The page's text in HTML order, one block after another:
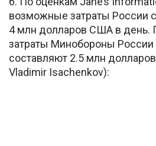
возможные затраты России
4 млн долларов США в день.
затраты Минобороны
составляют 2.5 млн
Vladimir Isachenkov):